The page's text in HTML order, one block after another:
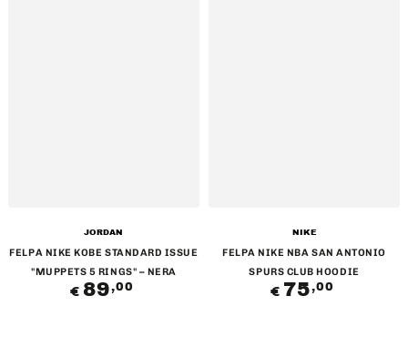
Venditore:
JORDAN
FELPA NIKE KOBE STANDARD ISSUE
"MUPPETS 5 RINGS" – NERA
Prezzo
regolare
€ 89,00
Venditore:
NIKE
FELPA NIKE NBA SAN ANTONIO
SPURS CLUB HOODIE
Prezzo
regolare
€ 75,00